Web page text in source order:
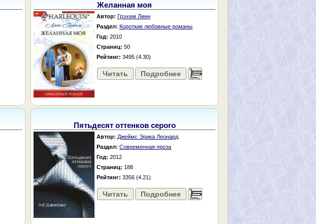
Желанная моя
Автор: Грэхем Линн
Раздел: Короткие любовные романы
Год: 2010
Страниц: 50
Рейтинг: 3495 (4.30)
Читать Подробнее ......
Пятьдесят оттенков серого
Автор: Джеймс Эрика Леонард
Раздел: Современная проза
Год: 2012
Страниц: 188
Рейтинг: 3356 (4.21)
Читать Подробнее ......